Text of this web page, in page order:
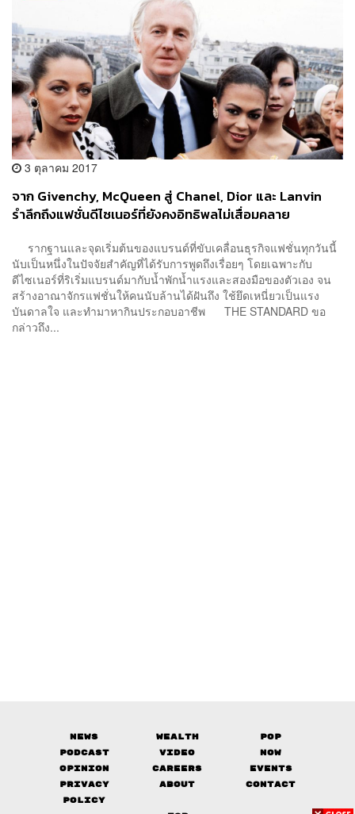
3 ตุลาคม 2017
จาก Givenchy, McQueen สู่ Chanel, Dior และ Lanvin
รำลึกถึงแฟชั่นดีไซเนอร์ที่ยังคงอิทธิพลไม่เสื่อมคลาย
รากฐานและจุดเริ่มต้นของแบรนด์ที่ขับเคลื่อนธุรกิจแฟชั่นทุกวันนี้
นับเป็นหนึ่งในปัจจัยสำคัญที่ได้รับการพูดถึงเรื่อยๆ โดยเฉพาะกับ
ดีไซเนอร์ที่ริเริ่มแบรนด์มากับน้ำพักน้ำแรงและสองมือของตัวเอง จน
สร้างอาณาจักรแฟชั่นให้คนนับล้านได้ฝันถึง ใช้ยึดเหนี่ยวเป็นแรง
บันดาลใจ และทำมาหากินประกอบอาชีพ THE STANDARD ขอ
กล่าวถึง...
News Wealth
Pop
Podcast
Video
Now
Opinion
Careers
Events
Privacy
Policy
About Contact